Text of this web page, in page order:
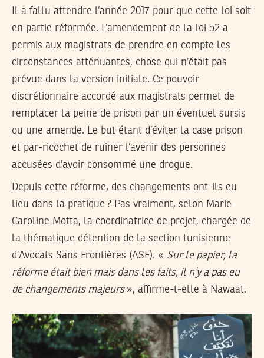
Il a fallu attendre l’année 2017 pour que cette loi soit
en partie réformée. L’amendement de la loi 52 a
permis aux magistrats de prendre en compte les
circonstances atténuantes, chose qui n’était pas
prévue dans la version initiale. Ce pouvoir
discrétionnaire accordé aux magistrats permet de
remplacer la peine de prison par un éventuel sursis
ou une amende. Le but étant d’éviter la case prison
et par-ricochet de ruiner l’avenir des personnes
accusées d’avoir consommé une drogue.
Depuis cette réforme, des changements ont-ils eu
lieu dans la pratique ? Pas vraiment, selon Marie-
Caroline Motta, la coordinatrice de projet, chargée de
la thématique détention de la section tunisienne
d’Avocats Sans Frontières (ASF). « Sur le papier, la
réforme était bien mais dans les faits, il n’y a pas eu
de changements majeurs», affirme-t-elle à Nawaat.